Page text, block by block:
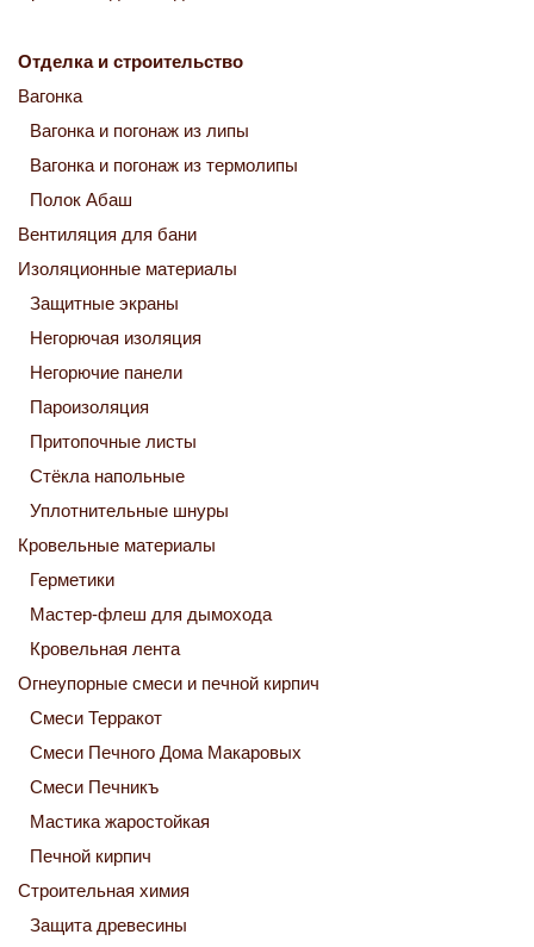
Отделка и строительство
Вагонка
Вагонка и погонаж из липы
Вагонка и погонаж из термолипы
Полок Абаш
Вентиляция для бани
Изоляционные материалы
Защитные экраны
Негорючая изоляция
Негорючие панели
Пароизоляция
Притопочные листы
Стёкла напольные
Уплотнительные шнуры
Кровельные материалы
Герметики
Мастер-флеш для дымохода
Кровельная лента
Огнеупорные смеси и печной кирпич
Смеси Терракот
Смеси Печного Дома Макаровых
Смеси Печникъ
Мастика жаростойкая
Печной кирпич
Строительная химия
Защита древесины